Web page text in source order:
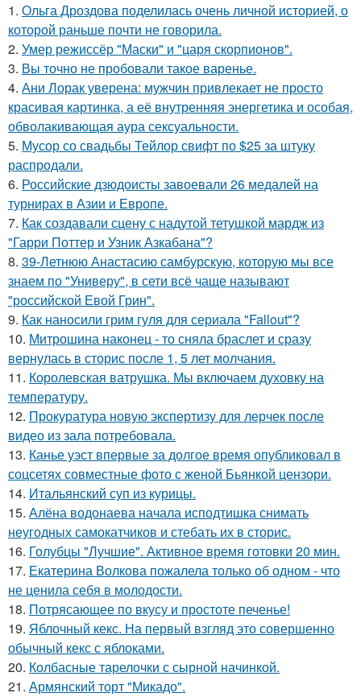
1. Ольга Дроздова поделилась очень личной историей, о
которой раньше почти не говорила.
2. Умер режиссёр "Маски" и "царя скорпионов".
3. Вы точно не пробовали такое варенье.
4. Ани Лорак уверена: мужчин привлекает не просто
красивая картинка, а её внутренняя энергетика и особая,
обволакивающая аура сексуальности.
5. Мусор со свадьбы Тейлор свифт по $25 за штуку
распродали.
6. Российские дзюдоисты завоевали 26 медалей на
турнирах в Азии и Европе.
7. Как создавали сцену с надутой тетушкой мардж из
"Гарри Поттер и Узник Азкабана"?
8. 39-Летнюю Анастасию самбурскую, которую мы все
знаем по "Универу", в сети всё чаще называют
"российской Евой Грин".
9. Как наносили грим гуля для сериала "Fallout"?
10. Митрошина наконец - то сняла браслет и сразу
вернулась в сторис после 1, 5 лет молчания.
11. Королевская ватрушка. Мы включаем духовку на
температуру.
12. Прокуратура новую экспертизу для лерчек после
видео из зала потребовала.
13. Канье уэст впервые за долгое время опубликовал в
соцсетях совместные фото с женой Бьянкой цензори.
14. Итальянский суп из курицы.
15. Алёна водонаева начала исподтишка снимать
неугодных самокатчиков и стебать их в сторис.
16. Голубцы "Лучшие". Активное время готовки 20 мин.
17. Екатерина Волкова пожалела только об одном - что
не ценила себя в молодости.
18. Потрясающее по вкусу и простоте печенье!
19. Яблочный кекс. На первый взгляд это совершенно
обычный кекс с яблоками.
20. Колбасные тарелочки с сырной начинкой.
21. Армянский торт "Микадо".